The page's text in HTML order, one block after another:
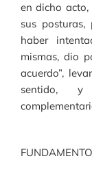
en dicho
sus
haber
mismas, dio
acuerdo”,
sentido, y